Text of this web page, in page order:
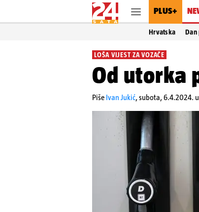
PLUS+
Hrvatska Dan
LOŠA VIJEST ZA VOZAČE
Od utorka
Piše Ivan Jukić,subota, 6.4.2024.